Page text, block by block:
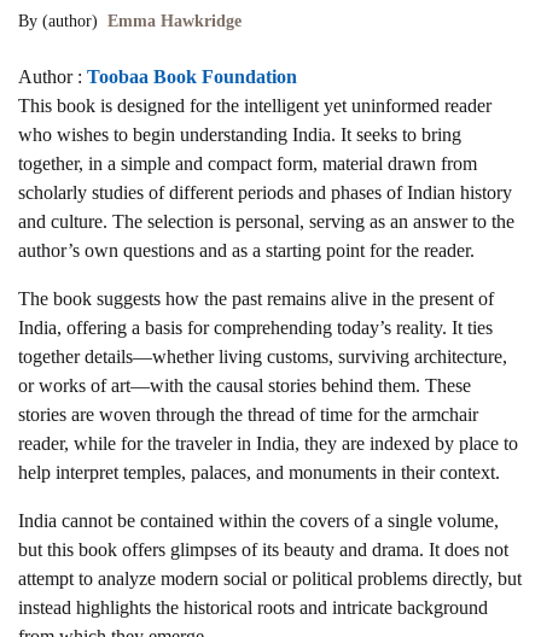
By (author) Emma Hawkridge
Author : Toobaa Book Foundation
This book is designed for the intelligent yet uninformed reader
who wishes to begin understanding India. It seeks to bring
together, in a simple and compact form, material drawn from
scholarly studies of different periods and phases of Indian history
and culture. The selection is personal, serving as an answer to the
author’s own questions and as a starting point for the reader.
The book suggests how the past remains alive in the present of
India, offering a basis for comprehending today’s reality. It ties
together details—whether living customs, surviving architecture,
or works of art—with the causal stories behind them. These
stories are woven through the thread of time for the armchair
reader, while for the traveler in India, they are indexed by place to
help interpret temples, palaces, and monuments in their context.
India cannot be contained within the covers of a single volume,
but this book offers glimpses of its beauty and drama. It does not
attempt to analyze modern social or political problems directly, but
instead highlights the historical roots and intricate background